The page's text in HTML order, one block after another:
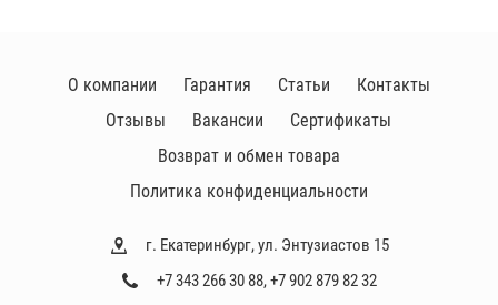
г. Екатеринбург, ул. Энтузиастов 15
+7 343 266 30 88,+7 902 879 82 32
О компании Гарантия Статьи
Контакты
Отзывы
Вакансии
Сертификаты
Возврат и обмен товара
Политика конфиденциальности